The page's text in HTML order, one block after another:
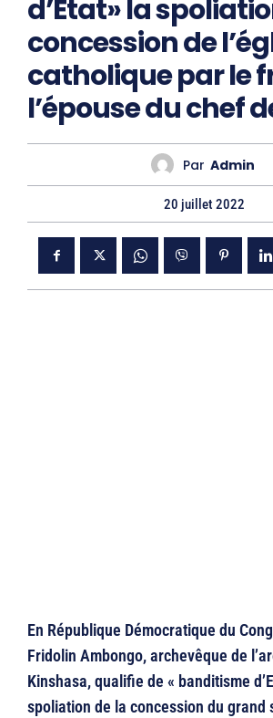
d’Etat» la
concession de
catholique par le
l’épouse du chef
Par Admin
20 juillet 2022
En République Démocratique du
Fridolin Ambongo, archevêque de
Kinshasa, qualifie de « banditisme
spoliation de la concession du grand